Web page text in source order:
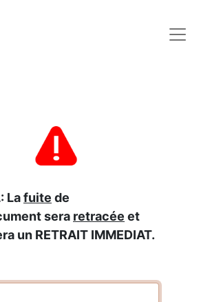
Lafuite de
sera retracée et
un RETRAIT IMMEDIAT.